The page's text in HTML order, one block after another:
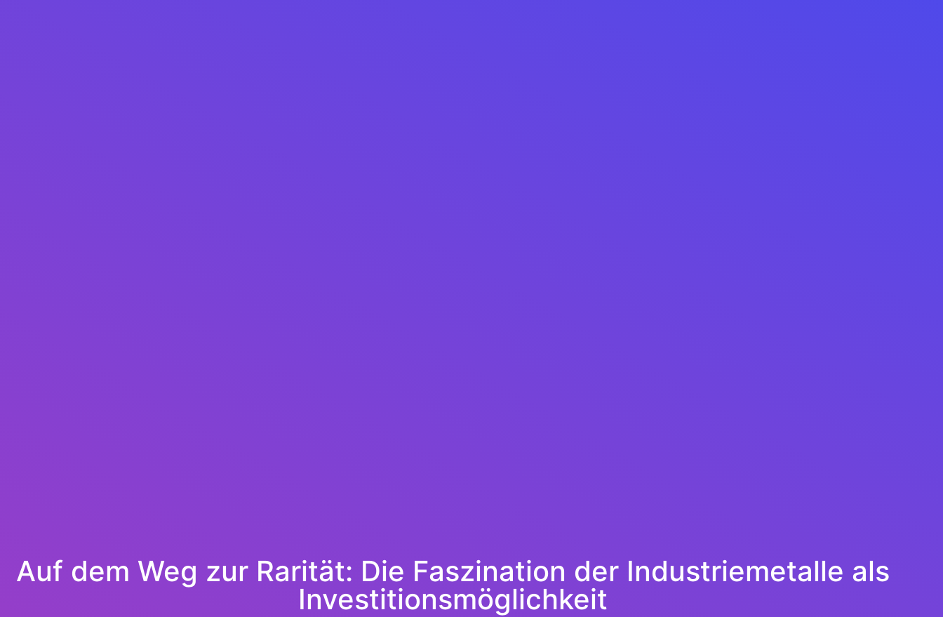
Auf dem Weg zur Rarität: Die Faszination der Industriemetalle als
Investitionsmöglichkeit